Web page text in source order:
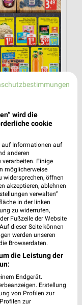
10.08.
4,6 km
10.08.
wird die
cookie
auf Informationen auf
anderen
verarbeiten. Einige
möglicherweise
widersprechen, öffnen
akzeptieren, ablehnen
verwalten“
in der linken
zu widerrufen,
Fußzeile der Website
dieser Seite können
werden unseren
Browserdaten.
die Leistung der
Endgerät.
Erstellung
von Profilen zur
zur